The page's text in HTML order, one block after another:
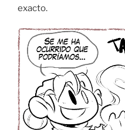
exacto.